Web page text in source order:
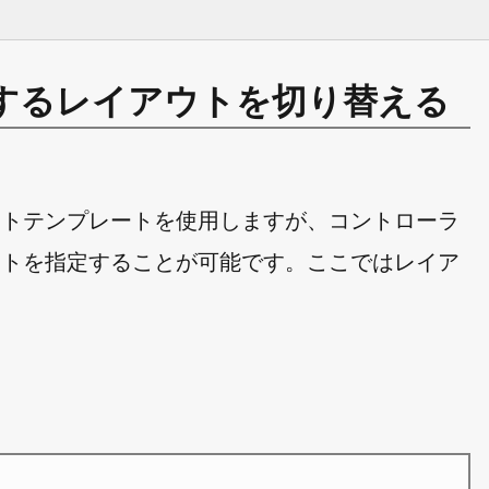
るレイアウトを切り替える
テンプレートを使用しますが、コントローラ
を指定することが可能です。ここではレイア